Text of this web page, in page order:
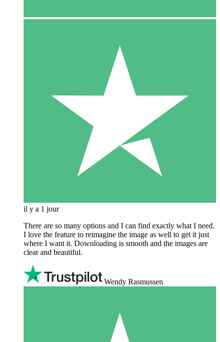
il y a 1 jour
There are so many options and I can find exactly what I need.
I love the feature to reimagine the image as well to get it just
where I want it. Downloading is smooth and the images are
clear and beautiful.
Wendy Rasmussen